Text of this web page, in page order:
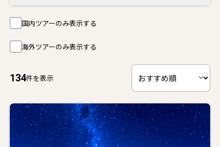
国内ツアーのみ表示する
海外ツアーのみ表示する
134件を表示